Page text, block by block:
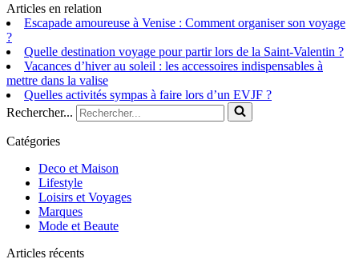
Articles en relation
Escapade amoureuse à Venise : Comment organiser son voyage
?
Quelle destination voyage pour partir lors de la Saint-Valentin ?
Vacances d’hiver au soleil : les accessoires indispensables à
mettre dans la valise
Quelles activités sympas à faire lors d’un EVJF ?
Rechercher...
Catégories
Deco et Maison
Lifestyle
Loisirs et Voyages
Marques
Mode et Beaute
Articles récents